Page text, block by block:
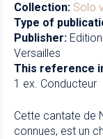
Collection: Solo
Type of
Publisher:
Versailles
This reference
1 ex. Conducteur
Cette cantate de
connues, est un